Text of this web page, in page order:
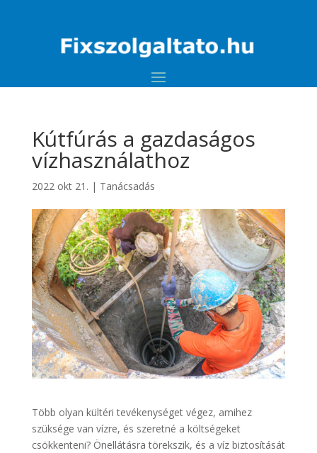
Kútfúrás a gazdaságos
vízhasználathoz
2022 okt 21. | Tanácsadás
Több olyan kültéri tevékenységet végez, amihez
szüksége van vízre, és szeretné a költségeket
csökkenteni? Önellátásra törekszik, és a víz biztosítását